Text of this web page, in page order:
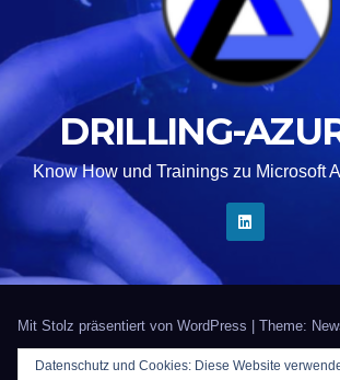
DRILLING-
Know How und Trainings zu Microsoft
Mit Stolz präsentiert von WordPress Theme:
Datenschutz und Cookies: Diese Website